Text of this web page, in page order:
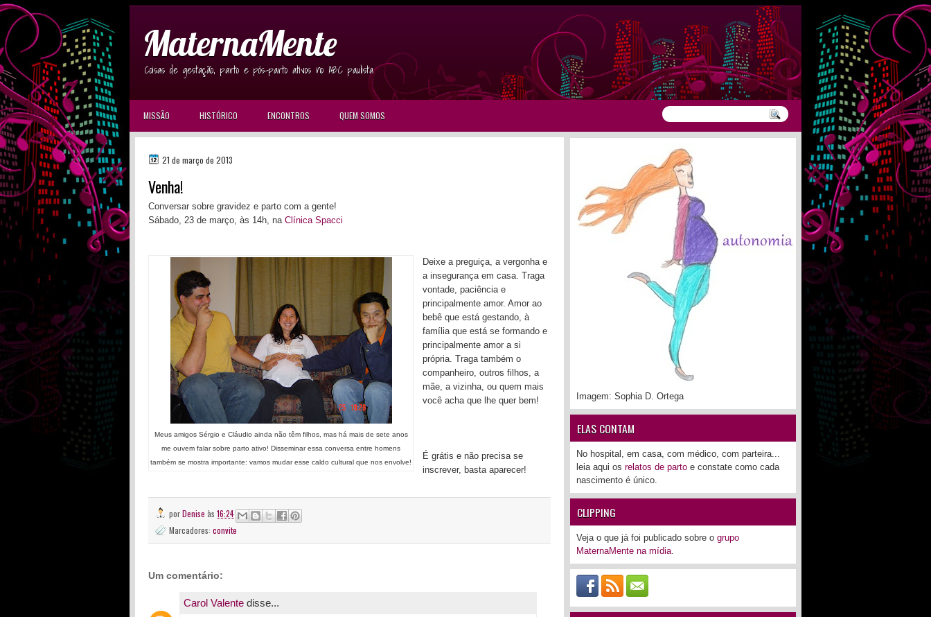
MaternaMente
Coisas de gestação, parto e pós-parto ativos no ABC paulista
MISSÃO HISTÓRICO ENCONTROS QUEM SOMOS
21 de março de 2013
Venha!
Conversar sobre gravidez e parto com a gente!
Sábado, 23 de março, às 14h, na Clínica Spacci
Meus amigos Sérgio e Cláudio ainda não têm filhos, mas há mais de sete anos
me ouvem falar sobre parto ativo! Disseminar essa conversa entre homens
também se mostra importante: vamos mudar esse caldo cultural que nos envolve!
Deixe a preguiça, a vergonha e
a insegurança em casa. Traga
vontade, paciência e
principalmente amor. Amor ao
bebê que está gestando, à
família que está se formando e
principalmente amor a si
própria. Traga também o
companheiro, outros filhos, a
mãe, a vizinha, ou quem mais
você acha que lhe quer bem!
É grátis e não precisa se
inscrever, basta aparecer!
porDenise às 16:24
Marcadores: convite
Um comentário:
Carol Valente disse...
Imagem: Sophia D. Ortega
ELAS CONTAM
No hospital, em casa, com médico, com parteira...
leia aqui os relatos de parto e constate como cada
nascimento é único.
CLIPPING
Veja o que já foi publicado sobre o grupo
MaternaMente na mídia.